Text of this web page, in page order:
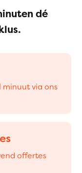
dé
minuut via ons
offertes